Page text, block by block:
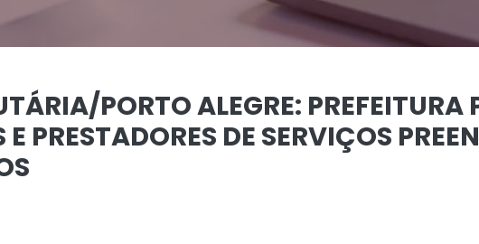
PORTO ALEGRE: PREFEITURA
E PRESTADORES DE SERVIÇOS